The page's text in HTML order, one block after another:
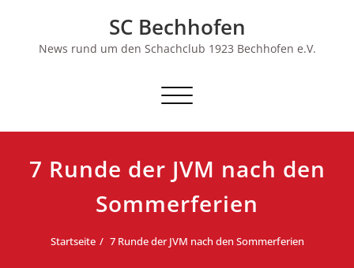
SC Bechhofen
News rund um den Schachclub 1923 Bechhofen e.V.
Schalte
7 Runde der JVM nach den
Sommerferien
Startseite 7 Runde der JVM nach den Sommerferien